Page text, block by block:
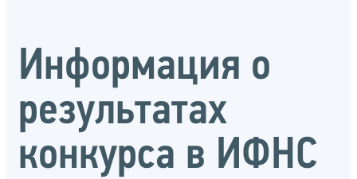
Информация о
результатах
конкурса в ИФНС